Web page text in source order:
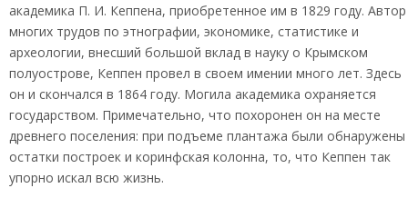
академика П. И. Кеппена, приобретенное им в 1829 году. Автор
многих трудов по этнографии, экономике, статистике и
археологии, внесший большой вклад в науку о Крымском
полуострове, Кеппен провел в своем имении много лет. Здесь
он и скончался в 1864 году. Могила академика охраняется
государством. Примечательно, что похоронен он на месте
древнего поселения: при подъеме плантажа были обнаружены
остатки построек и коринфская колонна, то, что Кеппен так
упорно искал всю жизнь.